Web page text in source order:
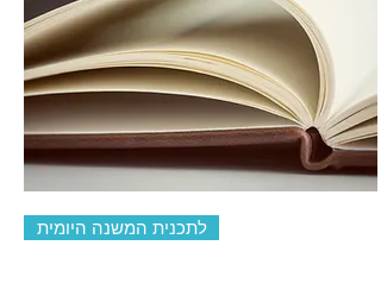
לתכנית המשנה היומית